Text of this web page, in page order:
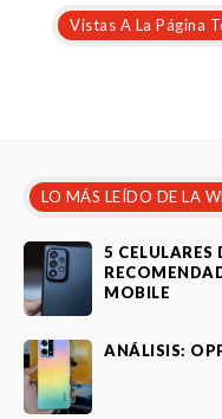
Vistas A La Página
LO MÁS LEÍDO DE LA
5
MOBILE
ANÁLISIS: